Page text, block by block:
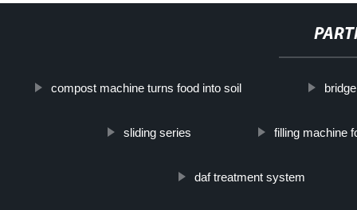
compost machine turns food into soil
sliding series filling machine
daf treatment system